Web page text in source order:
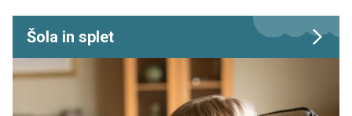
Šola in splet